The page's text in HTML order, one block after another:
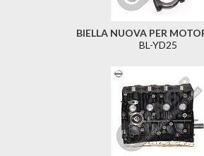
BIELLA NUOVA PER
BL-YD25